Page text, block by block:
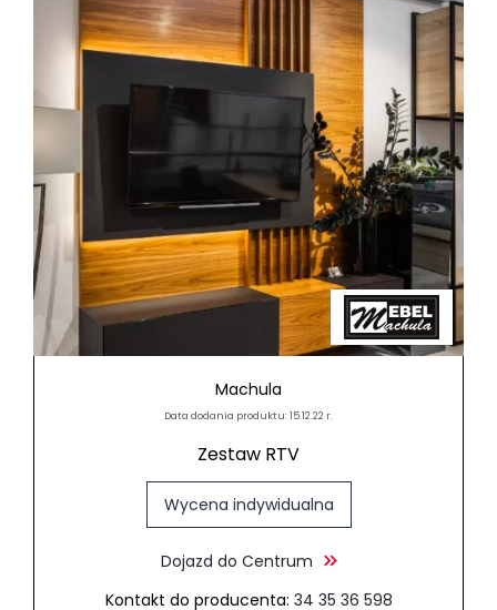
Machula
Data dodania produktu: 15.12.22 r.
Zestaw RTV
Wycena indywidualna
Dojazd do Centrum
Kontakt do producenta: 34 35 36 598